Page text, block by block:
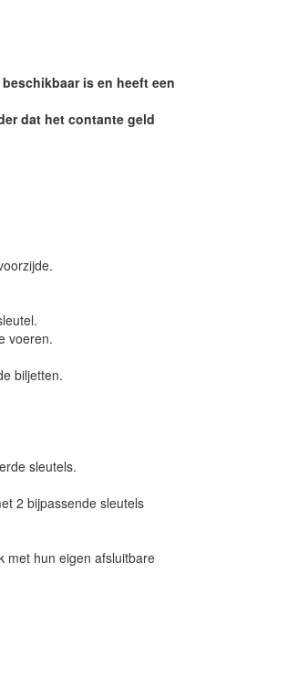
is en heeft een
dat het contante geld
voeren.
biljetten.
sleutels.
2 bijpassende sleutels
met hun eigen afsluitbare